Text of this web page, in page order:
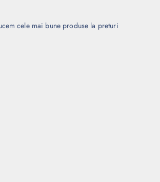
cele mai bune produse la preturi